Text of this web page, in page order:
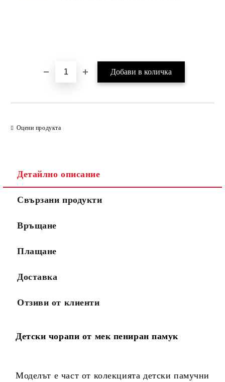
Оцени продукта
Детайлно описание
Свързани продукти
Връщане
Плащане
Доставка
Отзиви от клиенти
Детски чорапи от мек пениран памук
Моделът е част от колекцията детски памучни